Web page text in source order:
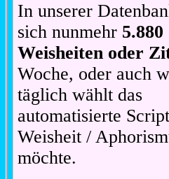
In unserer
sich nunmehr
Weisheiten oder
Woche, oder auch
täglich wählt das
automatisierte
Weisheit /
möchte.